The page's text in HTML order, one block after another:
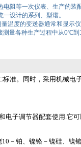
阻等一次仪表、生产的装
设计的系列、型谱。
温度的变送器通常和显示
测量各种生产过程中从0℃
准。同时，采用机械电
子调节器配套使用.它可
铂、镍铬－镍硅、镍